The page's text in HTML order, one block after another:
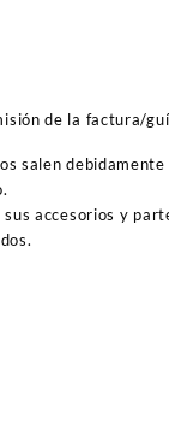
de la factura/
salen debidamente
accesorios y